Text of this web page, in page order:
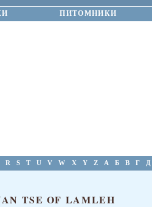
ПИТОМНИКИ
R S T U V W X Y Z А Б В Г Д
TSE OF LAMLEH